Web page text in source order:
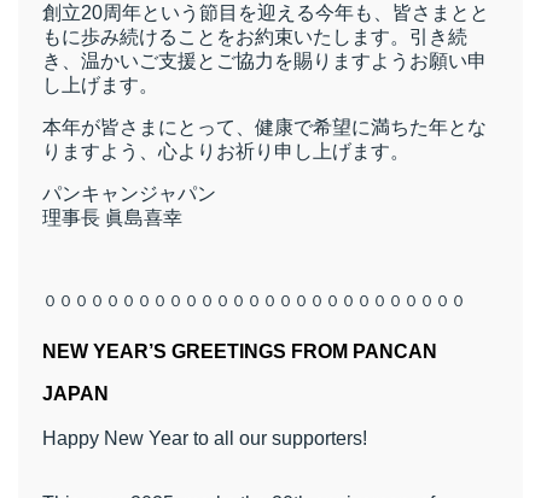
創立20周年という節目を迎える今年も、皆さまとと
もに歩み続けることをお約束いたします。引き続
き、温かいご支援とご協力を賜りますようお願い申
し上げます。
本年が皆さまにとって、健康で希望に満ちた年とな
りますよう、心よりお祈り申し上げます。
パンキャンジャパン
理事長 眞島喜幸
０００００００００００００００００００００００００００
NEW YEAR’S GREETINGS FROM PANCAN
JAPAN
Happy New Year to all our supporters!